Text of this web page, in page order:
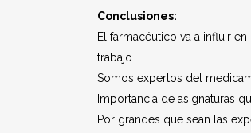
Conclusiones:
El farmacéutico va a influir
trabajo
Somos expertos del
Importancia de asignaturas
Por grandes que sean las